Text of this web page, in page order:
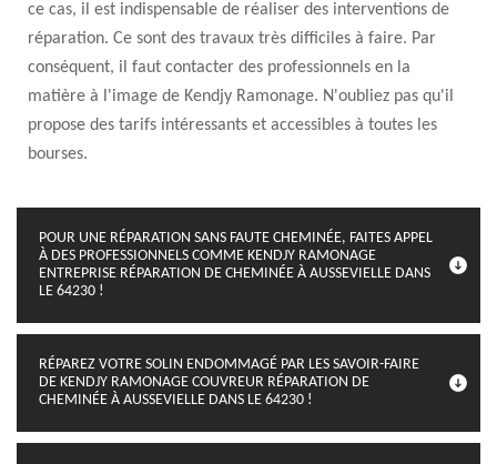
ce cas, il est indispensable de réaliser des interventions de
réparation. Ce sont des travaux très difficiles à faire. Par
conséquent, il faut contacter des professionnels en la
matière à l'image de Kendjy Ramonage. N'oubliez pas qu'il
propose des tarifs intéressants et accessibles à toutes les
bourses.
POUR UNE RÉPARATION SANS FAUTE CHEMINÉE, FAITES APPEL
À DES PROFESSIONNELS COMME KENDJY RAMONAGE
ENTREPRISE RÉPARATION DE CHEMINÉE À AUSSEVIELLE DANS
LE 64230 !
RÉPAREZ VOTRE SOLIN ENDOMMAGÉ PAR LES SAVOIR-FAIRE
DE KENDJY RAMONAGE COUVREUR RÉPARATION DE
CHEMINÉE À AUSSEVIELLE DANS LE 64230 !